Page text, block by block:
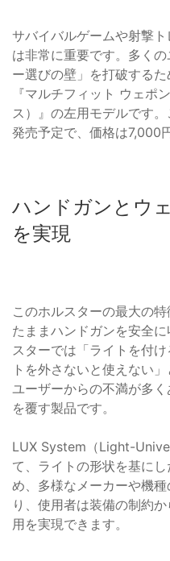
サバイバルゲームや射撃
は非常に重要です。多く
ー選びの壁」を打破する
『マルチフィット ウェポ
ス）』の左用モデルです
発売予定で、価格は7,000
ハンドガンとウ
を実現
このホルスターの最大の
たままハンドガンを安全
スターでは「ライトを付
トを外さないと使えない
ユーザーからの不満が多
を覆す製品です。
LUX System（Light-
て、ライトの形状を基に
め、多様なメーカーや機
り、使用者は装備の制約
用を実現できます。